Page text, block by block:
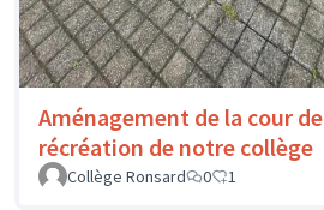
Aménagement de la cour de
récréation de notre collège
Collège Ronsard
0 1